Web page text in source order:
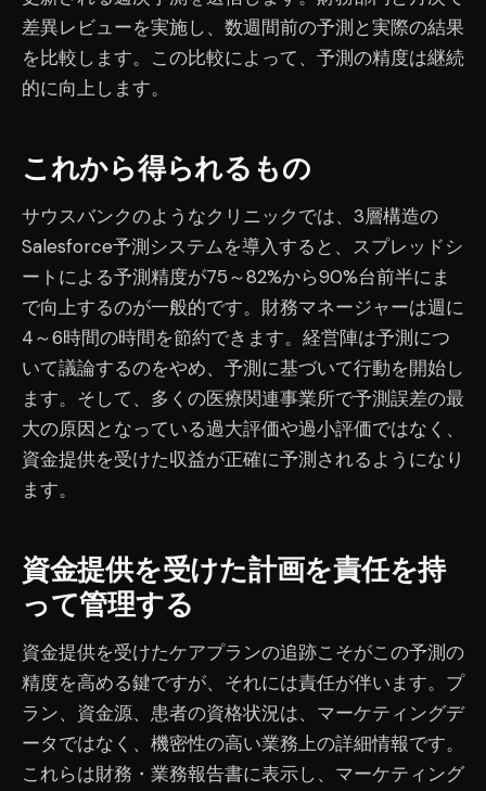
差異レビューを実施し、数週間前の予測と実際の結果
を比較します。この比較によって、予測の精度は継続
的に向上します。
これから得られるもの
サウスバンクのようなクリニックでは、3層構造の
Salesforce予測システムを導入すると、スプレッドシ
ートによる予測精度が75～82%から90%台前半にま
で向上するのが一般的です。財務マネージャーは週に
4～6時間の時間を節約できます。経営陣は予測につ
いて議論するのをやめ、予測に基づいて行動を開始し
ます。そして、多くの医療関連事業所で予測誤差の最
大の原因となっている過大評価や過小評価ではなく、
資金提供を受けた収益が正確に予測されるようになり
ます。
資金提供を受けた計画を責任を持
って管理する
資金提供を受けたケアプランの追跡こそがこの予測の
精度を高める鍵ですが、それには責任が伴います。プ
ラン、資金源、患者の資格状況は、マーケティングデ
ータではなく、機密性の高い業務上の詳細情報です。
これらは財務・業務報告書に表示し、マーケティング